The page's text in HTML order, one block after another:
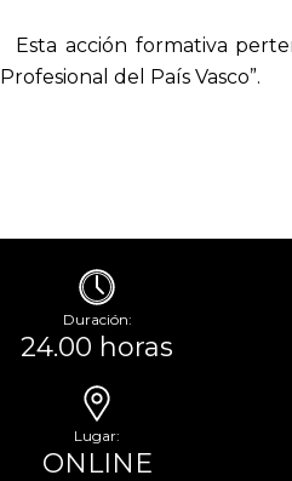
Esta acción formativa
Profesional del País Vasco”.
Duración:
24.00 horas
Lugar:
ONLINE